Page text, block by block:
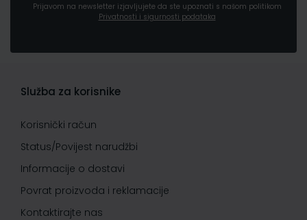
Prijavom na newsletter izjavljujete da ste upoznati s našom politikom
Privatnosti i sigurnosti podataka
Služba za korisnike
Korisnički račun
Status/Povijest narudžbi
Informacije o dostavi
Povrat proizvoda i reklamacije
Kontaktirajte nas